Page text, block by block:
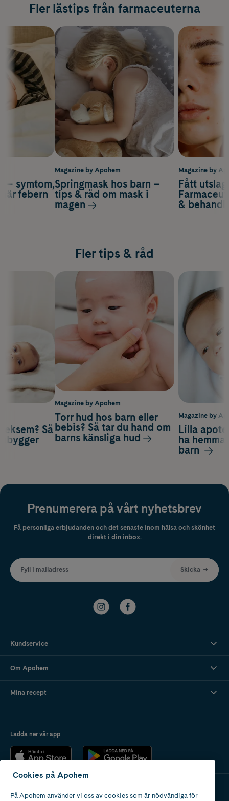
Fler lästips från farmaceuterna
Magazine by
Fått
&
– symtom,
febern
Magazine by Apohem
Springmask hos barn –
tips & råd om mask i
magen
Fler tips & råd
Magazine by
Lilla
ha
barn
Så
Magazine by Apohem
Torr hud hos barn eller
bebis? Så tar du hand om
barns känsliga hud
Prenumerera på vårt nyhetsbrev
Få personliga erbjudanden och det senaste inom hälsa och skönhet
direkt i din inbox.
Fyll i mailadress Skicka
Kundservice
Om Apohem
Mina recept
Ladda ner vår app
Apotek med tillstånd
Cookies på Apohem
På Apohem använder vi oss av cookies som är nödvändiga för